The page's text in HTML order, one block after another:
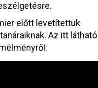
előtt levetítettük
Az itt látható